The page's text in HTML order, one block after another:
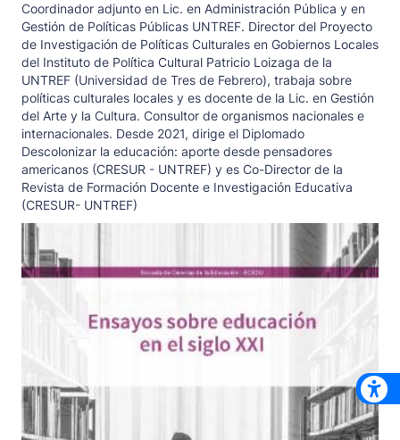
Coordinador adjunto en Lic. en Administración Pública y en
Gestión de Políticas Públicas UNTREF. Director del Proyecto
de Investigación de Políticas Culturales en Gobiernos Locales
del Instituto de Política Cultural Patricio Loizaga de la
UNTREF (Universidad de Tres de Febrero), trabaja sobre
políticas culturales locales y es docente de la Lic. en Gestión
del Arte y la Cultura. Consultor de organismos nacionales e
internacionales. Desde 2021, dirige el Diplomado
Descolonizar la educación: aporte desde pensadores
americanos (CRESUR - UNTREF) y es Co-Director de la
Revista de Formación Docente e Investigación Educativa
(CRESUR- UNTREF)